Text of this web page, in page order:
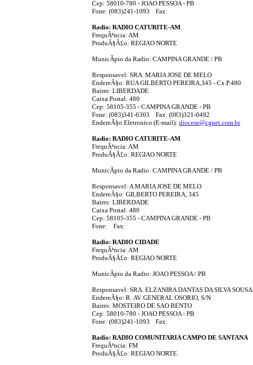
Cep: 58010-780 - JOAO PESSOA - PB
Fone: (083)241-1093 Fax:
Radio: RADIO CATURITE-AM
FrequÃªncia: AM
ProduÃ§Ã£o: REGIAO NORTE
MunicÃ­pio da Radio: CAMPINA GRANDE / PB
Responsavel: SRA. MARIA JOSE DE MELO
EndereÃ§o: RUA GILBERTO PEREIRA,345 - Cx.P.480
Bairro: LIBERDADE
Caixa Postal: 480
Cep: 58105-355 - CAMPINA GRANDE - PB
Fone: (083)341-6303 Fax: (083)321-0492
EndereÃ§o Eletronico (E-mail): diocese@cgnet.com.br
Radio: RADIO CATURITE-AM
FrequÃªncia: AM
ProduÃ§Ã£o: REGIAO NORTE
MunicÃ­pio da Radio: CAMPINA GRANDE / PB
Responsavel: A MARIA JOSE DE MELO
EndereÃ§o: GILBERTO PEREIRA, 345
Bairro: LIBERDADE
Caixa Postal: 480
Cep: 58105-355 - CAMPINA GRANDE - PB
Fone: Fax:
Radio: RADIO CIDADE
FrequÃªncia: AM
ProduÃ§Ã£o: REGIAO NORTE
MunicÃ­pio da Radio: JOAO PESSOA / PB
Responsavel: SRA. ELZANIRA DANTAS DA SILVA SOUSA
EndereÃ§o: R: AV. GENERAL OSORIO, S/N
Bairro: MOSTEIRO DE SAO BENTO
Cep: 58010-780 - JOAO PESSOA - PB
Fone: (083)241-1093 Fax:
Radio: RADIO COMUNITARIA CAMPO DE SANTANA
FrequÃªncia: FM
ProduÃ§Ã£o: REGIAO NORTE